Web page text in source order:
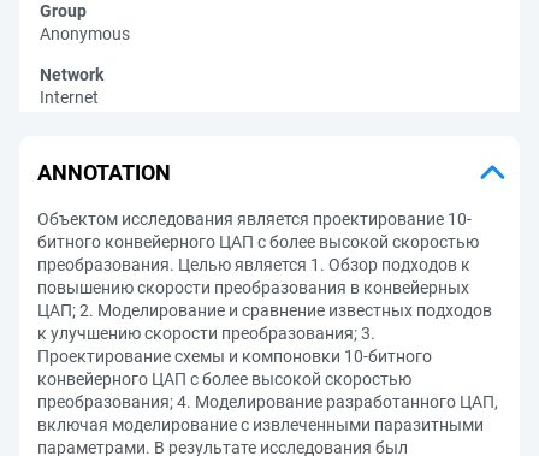
Group
Anonymous
Network
Internet
ANNOTATION
Объектом исследования является проектирование 10-
битного конвейерного ЦАП с более высокой скоростью
преобразования. Целью является 1. Обзор подходов к
повышению скорости преобразования в конвейерных
ЦАП; 2. Моделирование и сравнение известных подходов
к улучшению скорости преобразования; 3.
Проектирование схемы и компоновки 10-битного
конвейерного ЦАП с более высокой скоростью
преобразования; 4. Моделирование разработанного ЦАП,
включая моделирование с извлеченными паразитными
параметрами. В результате исследования был